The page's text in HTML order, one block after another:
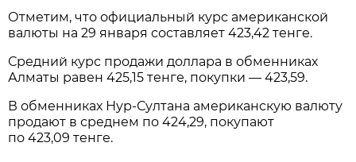
Отметим, что официальный курс американской
валюты на 29 января составляет 423,42 тенге.
Средний курс продажи доллара в обменниках
Алматы равен 425,15 тенге, покупки — 423,59.
В обменниках Нур-Султана американскую валюту
продают в среднем по 424,29, покупают
по 423,09 тенге.